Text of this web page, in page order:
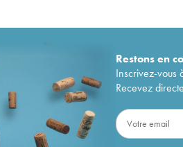
Restons en
Inscrivez-vous
Recevez